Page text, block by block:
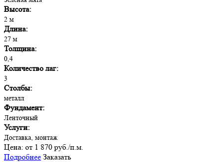
Высота:
2 м
Длина:
27 м
Толщина:
0,4
Количество лаг:
3
Столбы:
металл
Фундамент:
Ленточный
Услуги:
Доставка, монтаж
Цена: от 1 870 руб./п.м.
Подробнее Заказать